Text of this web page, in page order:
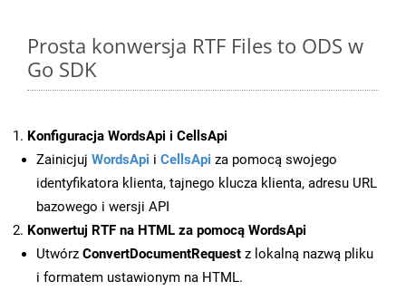
Prosta konwersja RTF Files to ODS w
Go SDK
Konfiguracja WordsApi i CellsApi
Zainicjuj WordsApi i CellsApi za pomocą swojego
identyfikatora klienta, tajnego klucza klienta, adresu URL
bazowego i wersji API
Konwertuj RTF na HTML za pomocą WordsApi
Utwórz ConvertDocumentRequest z lokalną nazwą pliku
i formatem ustawionym na HTML.